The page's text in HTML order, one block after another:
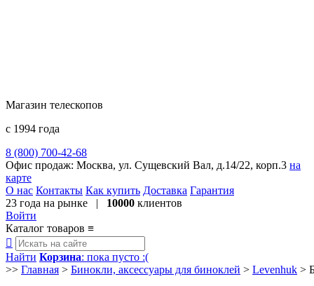
Магазин телескопов
с 1994 года
8 (800) 700-42-68
Офис продаж: Москва, ул. Сущевский Вал, д.14/22, корп.3 на
карте
О нас Контакты Как купить Доставка Гарантия
23 года на рынке | 10000 клиентов
Войти
Каталог товаров ≡

Найти Корзина: пока пусто :(
>> Главная > Бинокли, аксессуары для биноклей > Levenhuk >